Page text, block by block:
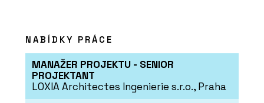
NABÍDKY PRÁCE
MANAŽER PROJEKTU - SENIOR
PROJEKTANT
LOXIA Architectes Ingenierie s.r.o., Praha